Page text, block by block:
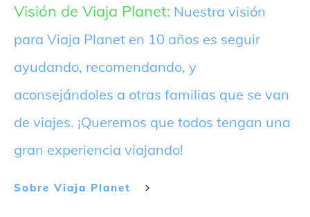
Visión de Viaja Planet: Nuestra visión
para Viaja Planet en 10 años es seguir
ayudando, recomendando, y
aconsejándoles a otras familias que se van
de viajes. ¡Queremos que todos tengan una
gran experiencia viajando!
Sobre Viaja Planet